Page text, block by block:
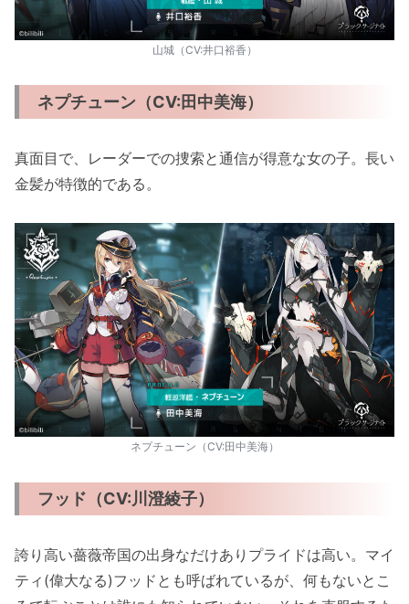
山城（CV:井口裕香）
ネプチューン（CV:田中美海）
真面目で、レーダーでの捜索と通信が得意な女の子。長い
金髪が特徴的である。
ネプチューン（CV:田中美海）
フッド（CV:川澄綾子）
誇り高い薔薇帝国の出身なだけありプライドは高い。マイ
ティ(偉大なる)フッドとも呼ばれているが、何もないとこ